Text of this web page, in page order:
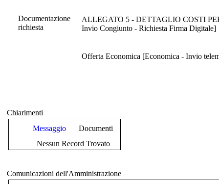
Documentazione
richiesta
ALLEGATO 5 - DETTAGLIO COSTI
Invio Congiunto - Richiesta Firma Digitale]
Offerta Economica [Economica - Invio
Chiarimenti
Messaggio
Documenti
Nessun Record Trovato
Comunicazioni dell'Amministrazione